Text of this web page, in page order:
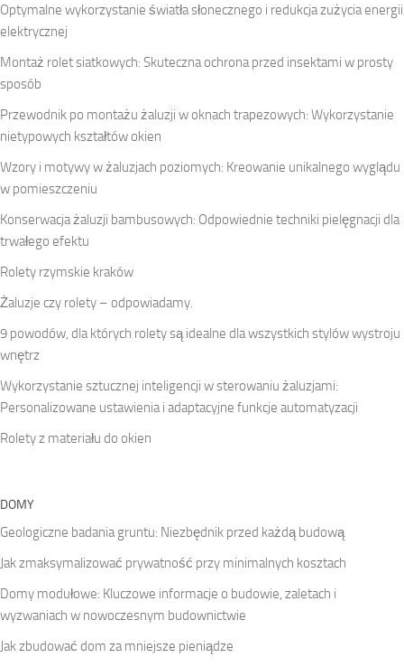
Optymalne wykorzystanie światła słonecznego i redukcja zużycia energii
elektrycznej
Montaż rolet siatkowych: Skuteczna ochrona przed insektami w prosty
sposób
Przewodnik po montażu żaluzji w oknach trapezowych: Wykorzystanie
nietypowych kształtów okien
Wzory i motywy w żaluzjach poziomych: Kreowanie unikalnego wyglądu
w pomieszczeniu
Konserwacja żaluzji bambusowych: Odpowiednie techniki pielęgnacji dla
trwałego efektu
Rolety rzymskie kraków
Żaluzje czy rolety – odpowiadamy.
9 powodów, dla których rolety są idealne dla wszystkich stylów wystroju
wnętrz
Wykorzystanie sztucznej inteligencji w sterowaniu żaluzjami:
Personalizowane ustawienia i adaptacyjne funkcje automatyzacji
Rolety z materiału do okien
DOMY
Geologiczne badania gruntu: Niezbędnik przed każdą budową
Jak zmaksymalizować prywatność przy minimalnych kosztach
Domy modułowe: Kluczowe informacje o budowie, zaletach i
wyzwaniach w nowoczesnym budownictwie
Jak zbudować dom za mniejsze pieniądze